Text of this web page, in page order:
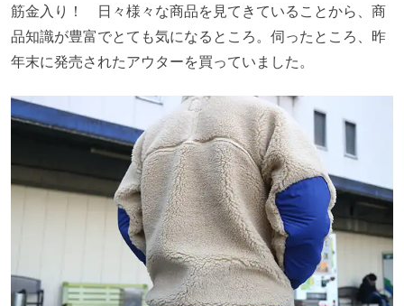
筋金入り！ 日々様々な商品を見てきていることから、商
品知識が豊富でとても気になるところ。伺ったところ、昨
年末に発売されたアウターを買っていました。